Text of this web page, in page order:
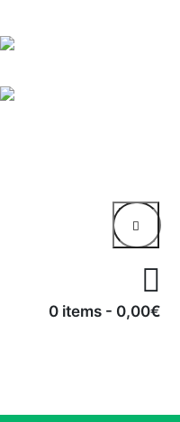
0 items - 0,00€